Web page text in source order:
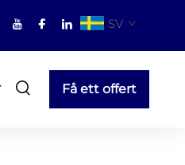
SV
Få ett offert